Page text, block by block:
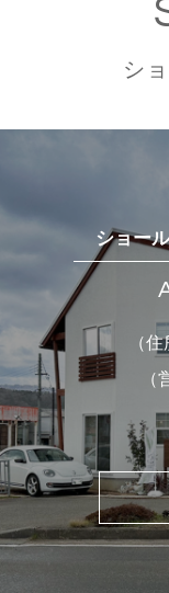
シ
ショー
（